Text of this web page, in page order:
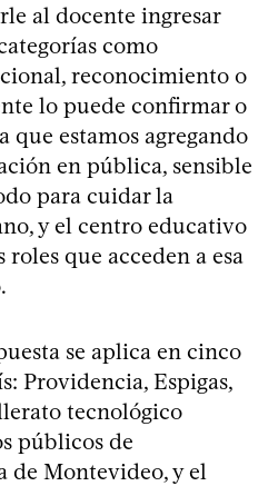
al docente ingresar
como
reconocimiento o
lo puede confirmar o
que estamos agregando
en pública, sensible
para cuidar la
y el centro educativo
roles que acceden a esa
se aplica en cinco
Providencia, Espigas,
tecnológico
públicos de
Montevideo, y el